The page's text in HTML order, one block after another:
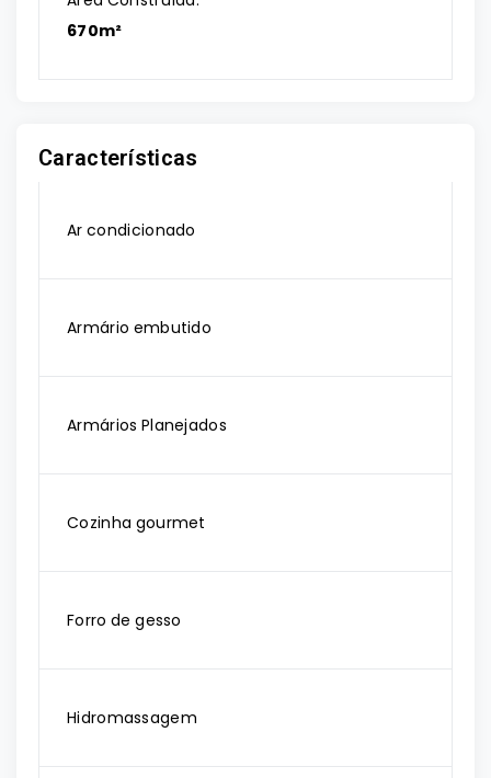
670m²
Características
Ar condicionado
Armário embutido
Armários Planejados
Cozinha gourmet
Forro de gesso
Hidromassagem